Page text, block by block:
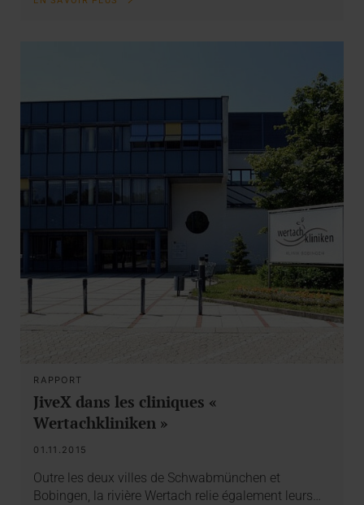
RAPPORT
JiveX dans les cliniques «
Wertachkliniken »
01.11.2015
Outre les deux villes de Schwabmünchen et
Bobingen, la rivière Wertach relie également leurs…